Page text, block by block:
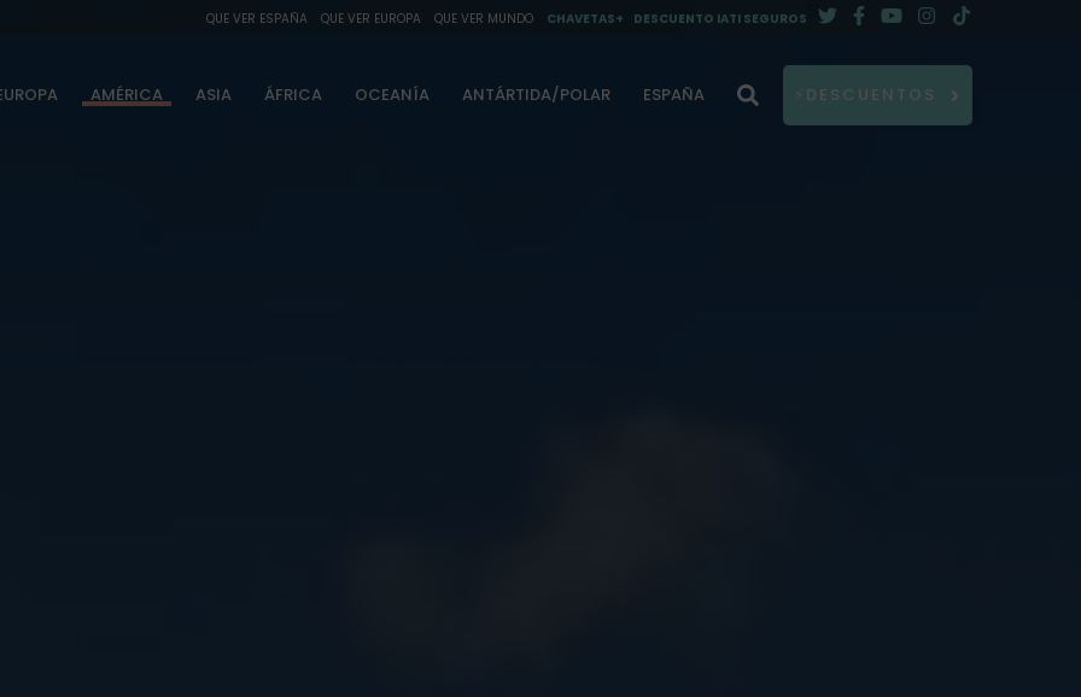
QUE VER ESPAÑA QUE VER EUROPA QUE VER MUNDO CHAVETAS+ DESCUENTO IATI SEGUROS
AMÉRICA ASIA ÁFRICA OCEANÍA ANTÁRTIDA/POLAR ESPAÑA ⚡DESCUENTOS